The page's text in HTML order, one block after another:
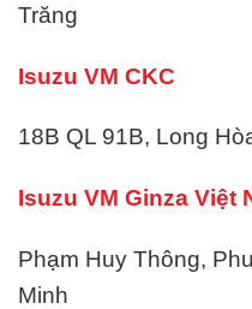
Trăng
Isuzu VM CKC
18B QL 91B, Long
Isuzu VM Ginza Việt
Phạm Huy Thông,
Minh